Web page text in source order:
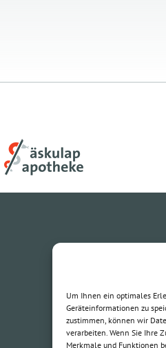
Um Ihnen ein optimales
Geräteinformationen zu
zustimmen, können wir
verarbeiten. Wenn Sie Ihre
Merkmale und Funktionen
Montag
Dienstag
Mittwoch